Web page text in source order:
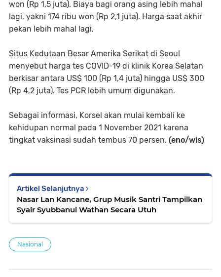
won (Rp 1,5 juta). Biaya bagi orang asing lebih mahal
lagi, yakni 174 ribu won (Rp 2,1 juta). Harga saat akhir
pekan lebih mahal lagi.
Situs Kedutaan Besar Amerika Serikat di Seoul
menyebut harga tes COVID-19 di klinik Korea Selatan
berkisar antara US$ 100 (Rp 1,4 juta) hingga US$ 300
(Rp 4,2 juta). Tes PCR lebih umum digunakan.
Sebagai informasi, Korsel akan mulai kembali ke
kehidupan normal pada 1 November 2021 karena
tingkat vaksinasi sudah tembus 70 persen. (eno/wis)
Artikel Selanjutnya
Nasar Lan Kancane, Grup Musik Santri Tampilkan
Syair Syubbanul Wathan Secara Utuh
Nasional